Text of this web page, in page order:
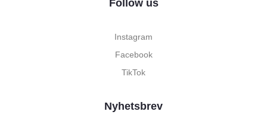
Follow us
Instagram
Facebook
TikTok
Nyhetsbrev